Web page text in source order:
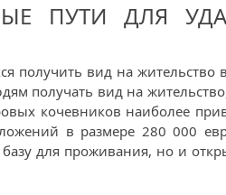
ПУТИ ДЛЯ
получить вид на жительство
получать вид на жительство,
кочевников наиболее
в размере 280 000
для проживания, но и